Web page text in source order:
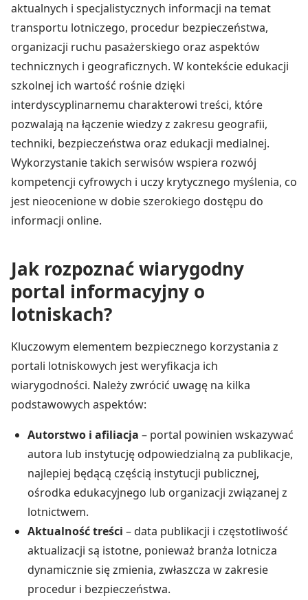
aktualnych i specjalistycznych informacji na temat
transportu lotniczego, procedur bezpieczeństwa,
organizacji ruchu pasażerskiego oraz aspektów
technicznych i geograficznych. W kontekście edukacji
szkolnej ich wartość rośnie dzięki
interdyscyplinarnemu charakterowi treści, które
pozwalają na łączenie wiedzy z zakresu geografii,
techniki, bezpieczeństwa oraz edukacji medialnej.
Wykorzystanie takich serwisów wspiera rozwój
kompetencji cyfrowych i uczy krytycznego myślenia, co
jest nieocenione w dobie szerokiego dostępu do
informacji online.
Jak rozpoznać wiarygodny
portal informacyjny o
lotniskach?
Kluczowym elementem bezpiecznego korzystania z
portali lotniskowych jest weryfikacja ich
wiarygodności. Należy zwrócić uwagę na kilka
podstawowych aspektów:
Autorstwo i afiliacja – portal powinien wskazywać
autora lub instytucję odpowiedzialną za publikacje,
najlepiej będącą częścią instytucji publicznej,
ośrodka edukacyjnego lub organizacji związanej z
lotnictwem.
Aktualność treści – data publikacji i częstotliwość
aktualizacji są istotne, ponieważ branża lotnicza
dynamicznie się zmienia, zwłaszcza w zakresie
procedur i bezpieczeństwa.